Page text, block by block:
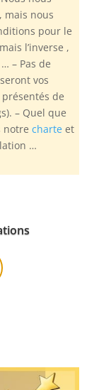
mais nous
pour le
l’inverse ,
– Pas de
vos
de
– Quel que
notre charteet
…